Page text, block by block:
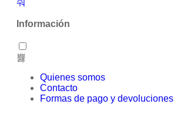
Información
Quienes somos
Contacto
Formas de pago y devoluciones